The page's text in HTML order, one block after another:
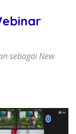
sebagai New